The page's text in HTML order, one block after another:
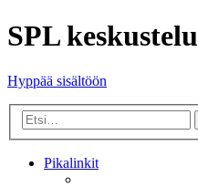
SPL keskustelu
Hyppää sisältöön
Pikalinkit